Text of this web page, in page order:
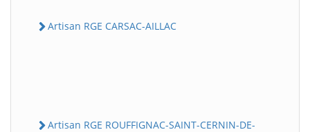
Artisan RGE CARSAC-AILLAC
Artisan RGE ROUFFIGNAC-SAINT-CERNIN-DE-